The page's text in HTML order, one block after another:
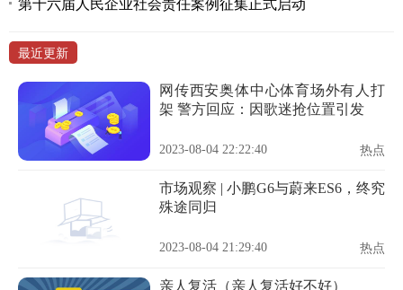
第十六届人民企业社会责任案例征集正式启动
最近更新
网传西安奥体中心体育场外有人打
架 警方回应：因歌迷抢位置引发
2023-08-04 22:22:40 热点
市场观察 | 小鹏G6与蔚来ES6，终究
殊途同归
2023-08-04 21:29:40 热点
亲人复活（亲人复活好不好）